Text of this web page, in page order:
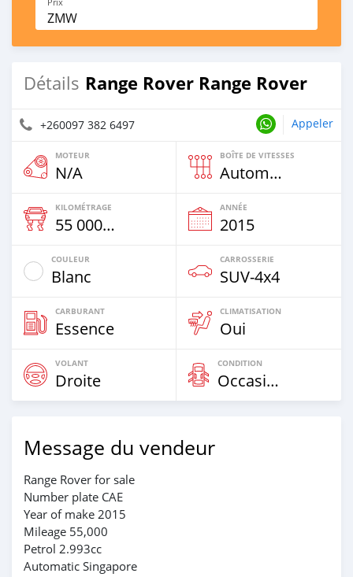
ZMW
Détails Range Rover Range Rover
+260097 382 6497 Appeler
MOTEUR
N/A
BOÎTE DE VITESSES
Automatique
KILOMÉTRAGE
55 000 Km
ANNÉE
2015
COULEUR
Blanc
CARROSSERIE
SUV‒4x4
CARBURANT
Essence
CLIMATISATION
Oui
VOLANT
Droite
CONDITION
Occasion
Message du vendeur
Range Rover for sale
Number plate CAE
Year of make 2015
Mileage 55,000
Petrol 2.993cc
Automatic Singapore